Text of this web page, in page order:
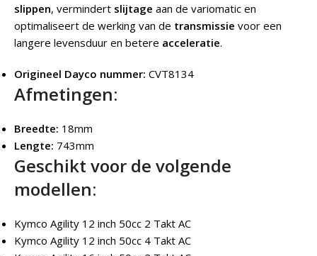
slippen, vermindert slijtage aan de variomatic en
optimaliseert de werking van de transmissie voor een
langere levensduur en betere acceleratie.
Origineel Dayco nummer: CVT8134
Afmetingen:
Breedte: 18mm
Lengte: 743mm
Geschikt voor de volgende
modellen:
Kymco Agility 12 inch 50cc 2 Takt AC
Kymco Agility 12 inch 50cc 4 Takt AC